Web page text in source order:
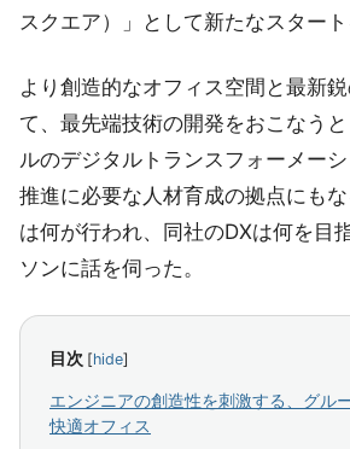
スクエア）」として新たなスタート
より創造的なオフィス空間と最新
て、最先端技術の開発をおこなう
ルのデジタルトランスフォーメーシ
推進に必要な人材育成の拠点にも
は何が行われ、同社のDXは何を目
ソンに話を伺った。
目次 [hide]
エンジニアの創造性を刺激する、グル
快適オフィス